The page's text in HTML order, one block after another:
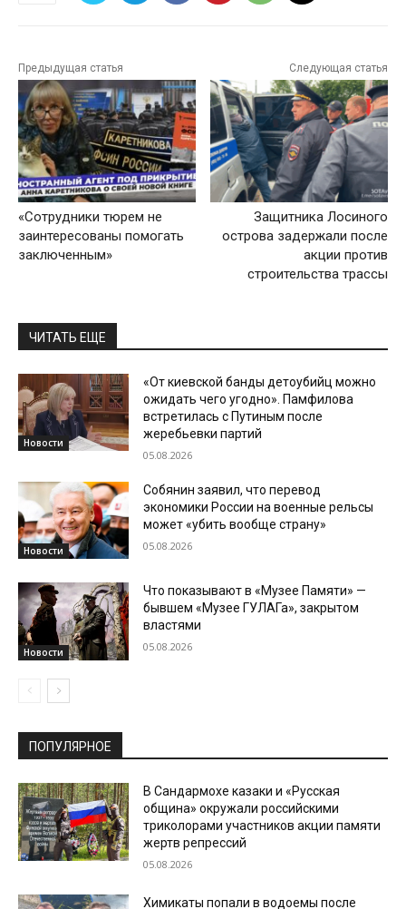
Предыдущая статья
«Сотрудники тюрем не
заинтересованы помогать
заключенным»
Следующая статья
Защитника Лосиного
острова задержали после
акции против
строительства трассы
ЧИТАТЬ ЕЩЕ
Новости
«От киевской банды детоубийц можно
ожидать чего угодно». Памфилова
встретилась с Путиным после
жеребьевки партий
05.08.2026
Новости
Собянин заявил, что перевод
экономики России на военные рельсы
может «убить вообще страну»
05.08.2026
Новости
Что показывают в «Музее Памяти» —
бывшем «Музее ГУЛАГа», закрытом
властями
05.08.2026
ПОПУЛЯРНОЕ
В Сандармохе казаки и «Русская
община» окружали российскими
триколорами участников акции памяти
жертв репрессий
05.08.2026
Химикаты попали в водоемы после